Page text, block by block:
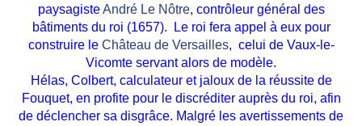
paysagisteAndré Le Nôtre, contrôleur général des
bâtiments du roi (1657). Le roi fera appel à eux pour
construire le Château de Versailles, celui de Vaux-le-
Vicomte servant alors de modèle.
Hélas, Colbert, calculateur et jaloux de la réussite de
Fouquet, en profite pour le discréditer auprès du roi, afin
de déclencher sa disgrâce. Malgré les avertissements de